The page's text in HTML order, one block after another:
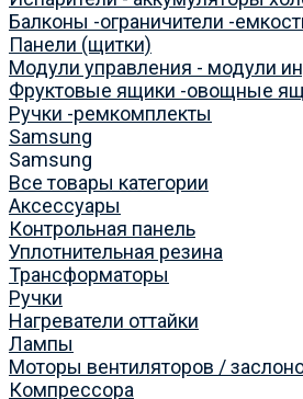
Балконы -ограничители -
Панели (щитки)
Модули управления - модули
Фруктовые ящики -овощные
Ручки -ремкомплекты
Samsung
Samsung
Все товары категории
Аксессуары
Контрольная панель
Уплотнительная резина
Трансформаторы
Ручки
Нагреватели оттайки
Лампы
Моторы вентиляторов /
Компрессора